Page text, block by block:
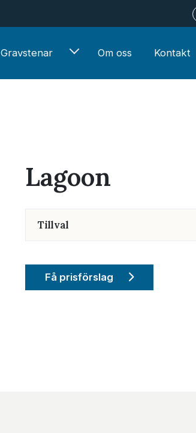
Gravstenar Om oss Kontakt
Lagoon
Tillval
Få prisförslag